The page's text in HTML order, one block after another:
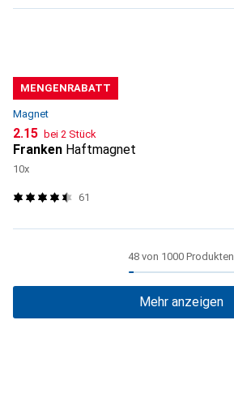
MENGENRABATT
Magnet
CHF
2.15 bei 2 Stück
Franken Haftmagnet
10x
61
48 von 1000 Produkten
Mehr anzeigen